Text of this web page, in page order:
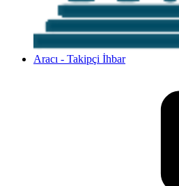
Aracı - Takipçi İhbar